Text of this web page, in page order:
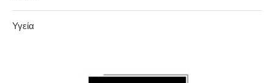
Υγεία